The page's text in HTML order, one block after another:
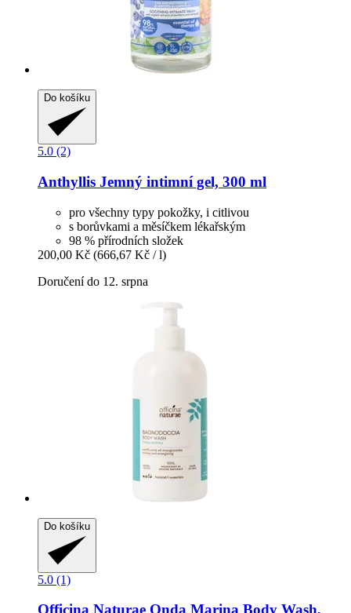
Do košíku
5.0 (2)
Anthyllis Jemný intimní gel, 300 ml
pro všechny typy pokožky, i citlivou
s borůvkami a měsíčkem lékařským
98 % přírodních složek
200,00 Kč (666,67 Kč / l)
Doručení do 12. srpna
Do košíku
5.0 (1)